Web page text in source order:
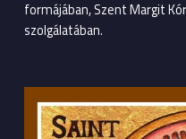
formájában, Szent Margit
szolgálatában.